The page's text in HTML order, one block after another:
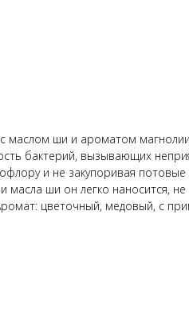
маслом ши и ароматом
бактерий, вызывающих
и не закупоривая потовые
масла ши он легко наносится,
цветочный, медовый, с